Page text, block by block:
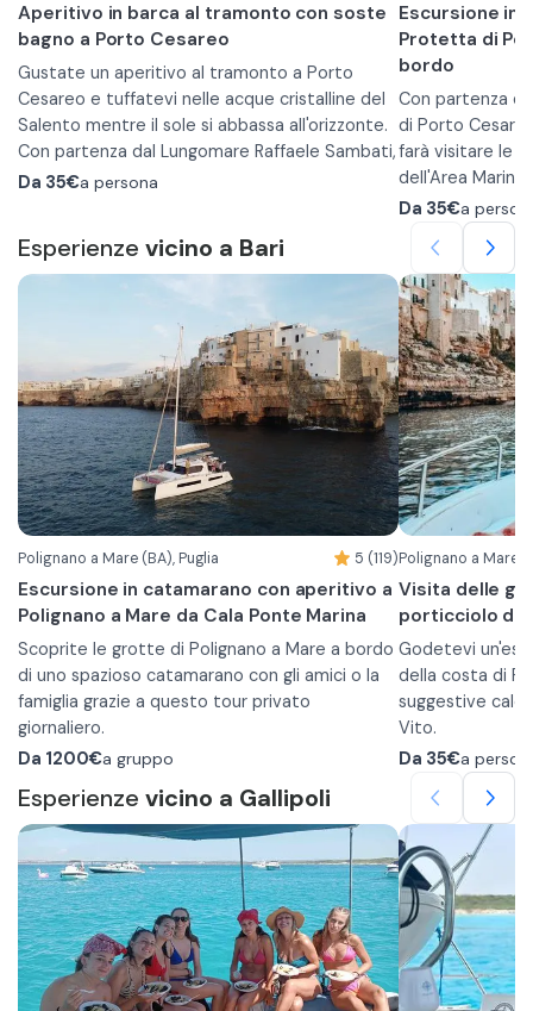
Aperitivo in barca al tramonto con soste
bagno a Porto Cesareo
Gustate un aperitivo al tramonto a Porto
Cesareo e tuffatevi nelle acque cristalline del
Salento mentre il sole si abbassa all'orizzonte.
Con partenza dal Lungomare Raffaele Sambati,
vi imbarcherete nella motonave Santa Maria
•Scala di Furno
•
Isola della Malva
Baia di Torre Lapillo
Torre Castiglione
•Punta Prosciutto
Durante la navigazione vi verrà offerto un
aperitivo a bordo al calar del sole a base di
prodotti tipici salentini, accompagnato da vino
rosato e frutta fresca.
Vi sarà inoltre fornita l'attrezzatura per
praticare snorkeling di superficie e ammirare la
flora e la fauna salentina.
In base alle condizioni del tempo e alle
subire variazioni.
L'esperienza è garantita al raggiungimento
minimo di 10 partecipanti.
Da 35€a persona
Escursione in
Protetta di
bordo
Con partenza
di Porto
farà visitare le
dell'Area
fare un tuffo in
La Motonave
alcuni dei punti
Protetta Porto
naturalistici e
snorkeling e
inclusi nel
L'itinerario
Conigli, Scala di
Chianca, Torre
Castiglione,
a bordo a base
accompagnato
Nella Baia di
una sosta
nei fondali con
direttamente
In base alle
subire variazioni.
Capienza
L'esperienza è
minimo di 10
Da 35€a
Esperienze vicino a Bari
Polignano a Mare (BA), Puglia 5 (119)
Escursione in catamarano con aperitivo a
Polignano a Mare da Cala Ponte Marina
Scoprite le grotte di Polignano a Mare a bordo
di uno spazioso catamarano con gli amici o la
famiglia grazie a questo tour privato
giornaliero.
Partendo da Cala Ponte Marina salperete
per vedere le principali grotte e cale come
la Grotta delle Rondinelle, la Grotta Azzurra, la
Lama Monachile e la Grotta Palazzese.
A bordo ci sarà anche una guida che vi saprà
descrivere tutti i posti che vedrete e potrà
rispondere a tutte le vostre domande o
curiosità sul luogo.
Le tappe previste durante questo tour sono:
•Polignano a Mare
Da 1200€a gruppo
Polignano a Mare
Visita delle
porticciolo di
Godetevi
della costa di
suggestive cale
Vito.
Il tour viene
metri, ideali
imbarcazione
persone.
Durante il tour
tutte le
Mare e di fare il
più blu.
La partenza è
Vito, con
Da 35€a
Esperienze vicino a Gallipoli